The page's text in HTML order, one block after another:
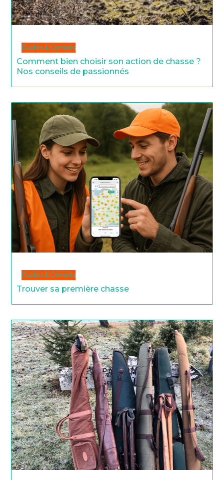
Guides & Conseils
Comment bien choisir son action de chasse ?
Nos conseils de passionnés
Guides & Conseils
Trouver sa première chasse